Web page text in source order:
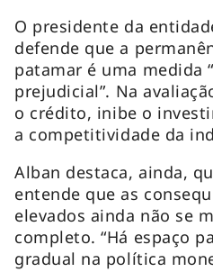
O presidente da
defende que a
patamar é uma medida
prejudicial”. Na
o crédito, inibe o
a competitividade da
Alban destaca, ainda,
entende que as
elevados ainda não se
completo. “Há espaço
gradual na política